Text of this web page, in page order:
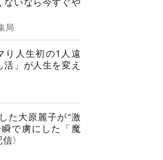
局
り人生初の1人遠
」が人生を変え
た大原麗子が“激
で虜にした「魔
〉